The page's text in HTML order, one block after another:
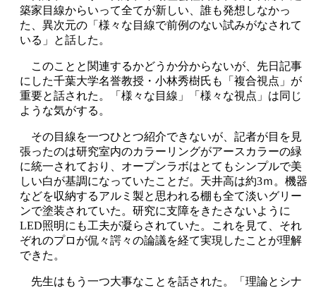
築家目線からいって全てが新しい、誰も発想しなかっ
た、異次元の「様々な目線で前例のない試みがなされて
いる」と話した。
このことと関連するかどうか分からないが、先日記事
にした千葉大学名誉教授・小林秀樹氏も「複合視点」が
重要と話された。「様々な目線」「様々な視点」は同じ
ような気がする。
その目線を一つひとつ紹介できないが、記者が目を見
張ったのは研究室内のカラーリングがアースカラーの緑
に統一されており、オープンラボはとてもシンプルで美
しい白が基調になっていたことだ。天井高は約3ｍ。機器
などを収納するアルミ製と思われる棚も全て淡いグリー
ンで塗装されていた。研究に支障をきたさないように
LED照明にも工夫が凝らされていた。これを見て、それ
ぞれのプロが侃々諤々の論議を経て実現したことが理解
できた。
先生はもう一つ大事なことを話された。「理論とシナ